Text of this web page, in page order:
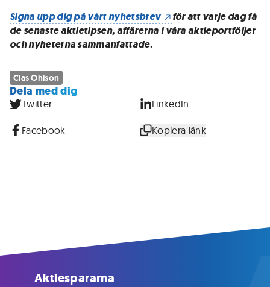
Signa upp dig på vårt nyhetsbrev
för att varje dag få
de senaste aktietipsen, affärerna i våra aktieportföljer
och nyheterna sammanfattade.
Clas Ohlson
Dela med dig
Twitter LinkedIn
Facebook Kopiera länk
Aktiespararna